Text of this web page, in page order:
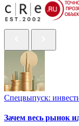
Спецвыпуск:
Зачем весь рынок